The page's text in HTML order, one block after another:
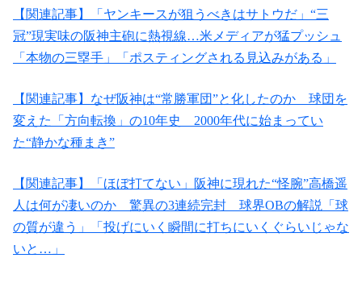
【関連記事】「ヤンキースが狙うべきはサトウだ」“三
冠”現実味の阪神主砲に熱視線…米メディアが猛プッシュ
「本物の三塁手」「ポスティングされる見込みがある」
【関連記事】なぜ阪神は“常勝軍団”と化したのか 球団を
変えた「方向転換」の10年史 2000年代に始まってい
た“静かな種まき”
【関連記事】「ほぼ打てない」阪神に現れた“怪腕”高橋遥
人は何が凄いのか 驚異の3連続完封 球界OBの解説「球
の質が違う」「投げにいく瞬間に打ちにいくぐらいじゃな
いと…」